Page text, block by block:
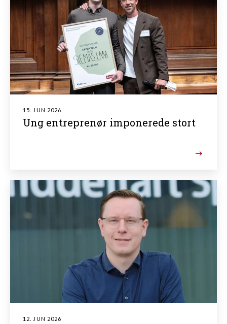
15. JUN 2026
Ung entreprenør imponerede stort
12. JUN 2026